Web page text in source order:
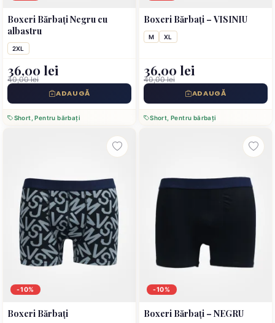
Boxeri Bărbați Negru cu
albastru
2XL
36,00 lei
40,00 lei
ADAUGĂ
Short, Pentru bărbați
Boxeri Bărbați – VISINIU
M XL
36,00 lei
40,00 lei
ADAUGĂ
Short, Pentru bărbați
-10%
Boxeri Bărbați
-10%
Boxeri Bărbați – NEGRU